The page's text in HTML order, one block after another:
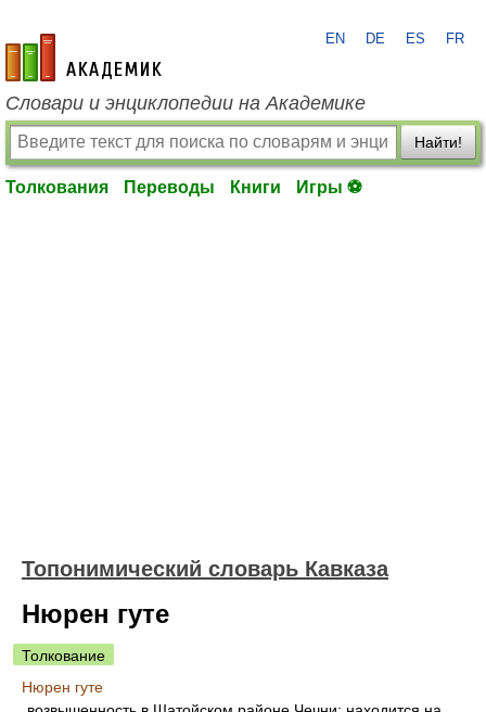
academic.ru
EN DE ES FR
Словари и энциклопедии на Академике
Найти!
Толкования Переводы Книги Игры ⚽
Топонимический словарь Кавказа
Нюрен гуте
Толкование
Нюрен гуте